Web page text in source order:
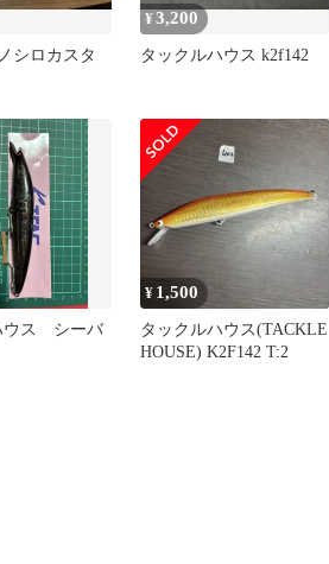
シロカスタ
¥3,200
タックルハウス k2f142
ウス シーバ
¥ 1,500
タックルハウス(TACKLE
HOUSE) K2F142 T:2